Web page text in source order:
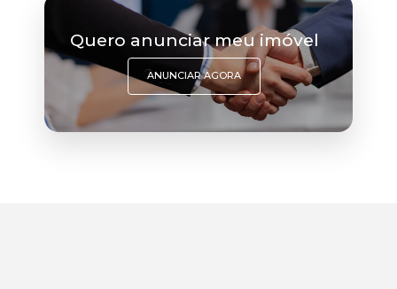
Quero anunciar meu imóvel
ANUNCIAR AGORA